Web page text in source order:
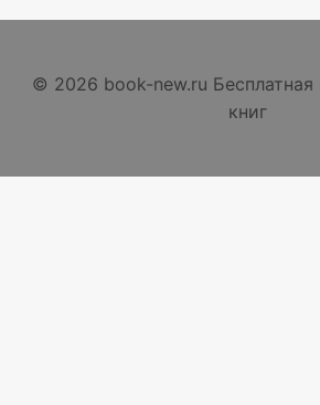
© 2026 book-new.ru Бесплатная
книг